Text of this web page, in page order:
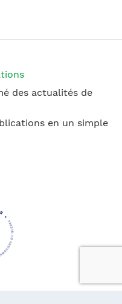
des actualités de
en un simple